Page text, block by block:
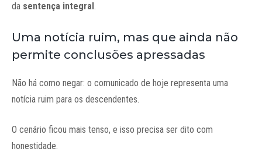
da sentença integral.
Uma notícia ruim, mas que ainda não
permite conclusões apressadas
Não há como negar: o comunicado de hoje representa uma
notícia ruim para os descendentes.
O cenário ficou mais tenso, e isso precisa ser dito com
honestidade.